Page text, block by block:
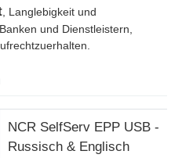
, Langlebigkeit und
und Dienstleistern,
NCR SelfServ EPP USB -
Russisch & Englisch